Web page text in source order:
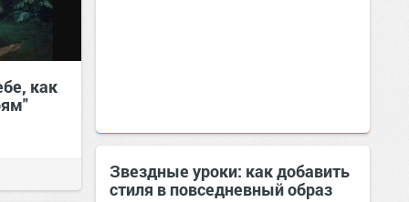
как
Звездные уроки: как добавить
стиля в повседневный образ